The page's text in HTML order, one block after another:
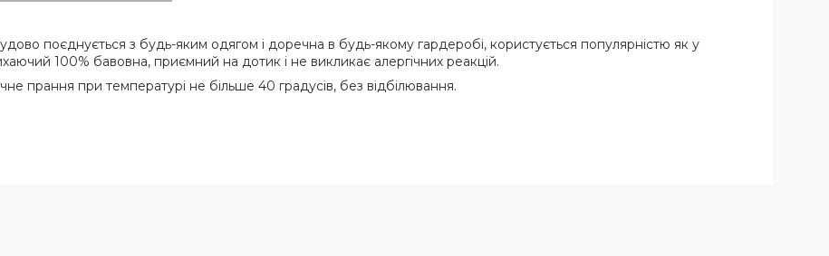
поєднується з будь-яким одягом і доречна в будь-якому гардеробі, користується популярністю як у
100% бавовна, приємний на дотик і не викликає алергічних реакцій.
прання при температурі не більше 40 градусів, без відбілювання.